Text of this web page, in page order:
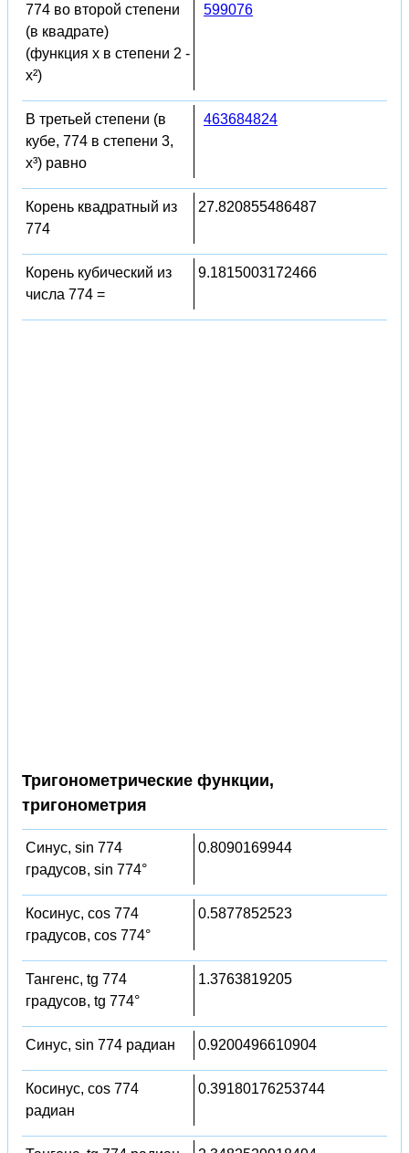
774 во второй степени
(в квадрате)
(функция x в степени 2 -
x²)
599076
В третьей степени (в
кубе, 774 в степени 3,
x³) равно
463684824
Корень квадратный из
774
27.820855486487
Корень кубический из
числа 774 =
9.1815003172466
Тригонометрические функции,
тригонометрия
Синус, sin 774
градусов, sin 774°
0.8090169944
Косинус, cos 774
градусов, cos 774°
0.5877852523
Тангенс, tg 774
градусов, tg 774°
1.3763819205
Синус, sin 774 радиан 0.9200496610904
Косинус, cos 774
радиан
0.39180176253744